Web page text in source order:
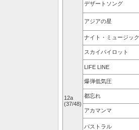
12a
(37/48)
デザートソング
アジアの星
ナイト・ミュージック
スカイパイロット
LIFE LINE
爆弾低気圧
都忘れ
アカマンマ
パストラル